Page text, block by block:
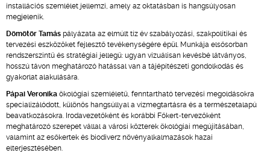
installációs szemlélet jellemzi, amely az oktatásban is hangsúlyosan
megjelenik.
Dömötör Tamás pályázata az elmúlt tíz év szabályozási, szakpolitikai és
tervezési eszközöket fejlesztő tevékenységére épül. Munkája elsősorban
rendszerszintű és stratégiai jellegű: ugyan vizuálisan kevésbé látványos,
hosszú távon meghatározó hatással van a tájépítészeti gondolkodás és
gyakorlat alakulására.
Pápai Veronika ökológiai szemléletű, fenntartható tervezési megoldásokra
specializálódott, különös hangsúllyal a vízmegtartásra és a természetalapú
beavatkozásokra. Irodavezetőként és korábbi Főkert‑tervezőként
meghatározó szerepet vállal a városi közterek ökológiai megújításában,
valamint az esőkertek és biodiverz növényalkalmazások hazai
elterjesztésében.